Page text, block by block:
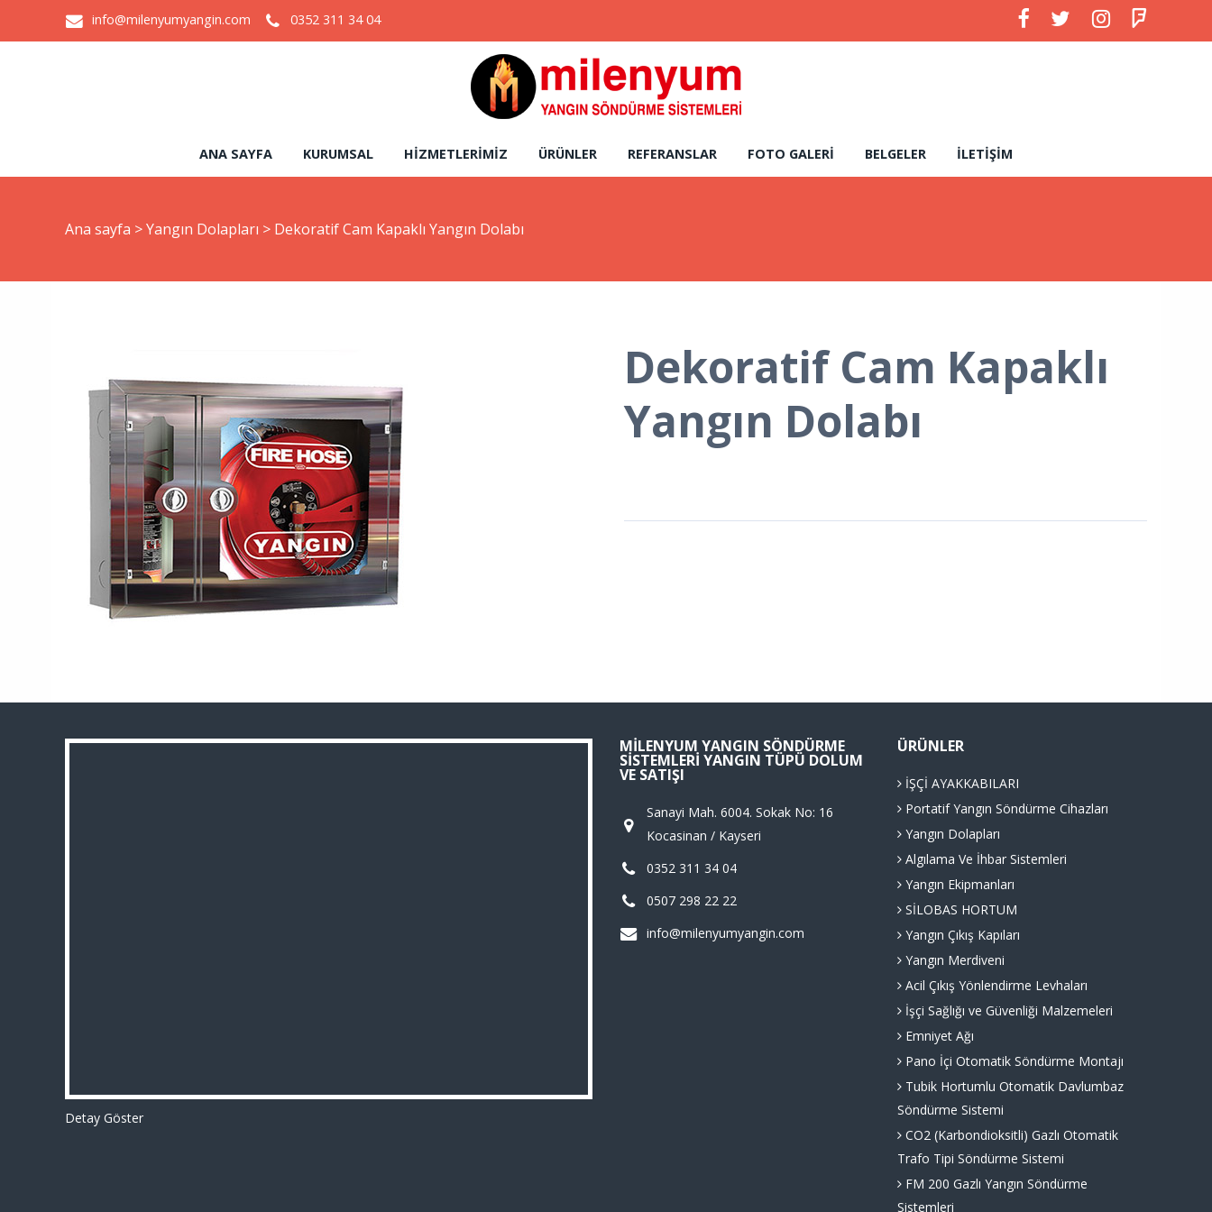
info@milenyumyangin.com 0352 311 34 04
ANA SAYFA KURUMSAL HIZMETLERIMIZ ÜRÜNLER REFERANSLAR FOTO GALERI BELGELER İLETIŞIM
Ana sayfa >Yangın Dolapları > Dekoratif Cam Kapaklı Yangın Dolabı
Dekoratif Cam Kapaklı
Yangın Dolabı
Detay Göster
MILENYUM YANGIN SÖNDÜRME
SISTEMLERI YANGIN TÜPÜ DOLUM
VE SATIŞI
Sanayi Mah. 6004. Sokak No: 16
Kocasinan / Kayseri
0352 311 34 04
0507 298 22 22
info@milenyumyangin.com
ÜRÜNLER
İŞÇİ AYAKKABILARI
Portatif Yangın Söndürme Cihazları
Yangın Dolapları
Algılama Ve İhbar Sistemleri
Yangın Ekipmanları
SİLOBAS HORTUM
Yangın Çıkış Kapıları
Yangın Merdiveni
Acil Çıkış Yönlendirme Levhaları
İşçi Sağlığı ve Güvenliği Malzemeleri
Emniyet Ağı
Pano İçi Otomatik Söndürme Montajı
Tubik Hortumlu Otomatik Davlumbaz
Söndürme Sistemi
CO2 (Karbondioksitli) Gazlı Otomatik
Trafo Tipi Söndürme Sistemi
FM 200 Gazlı Yangın Söndürme
Sistemleri